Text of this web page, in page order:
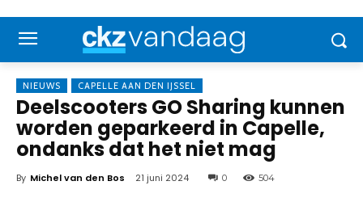
NIEUWS CAPELLE AAN DEN IJSSEL
Deelscooters GO Sharing kunnen
worden geparkeerd in Capelle,
ondanks dat het niet mag
By Michel van den Bos 21 juni 2024 0 504